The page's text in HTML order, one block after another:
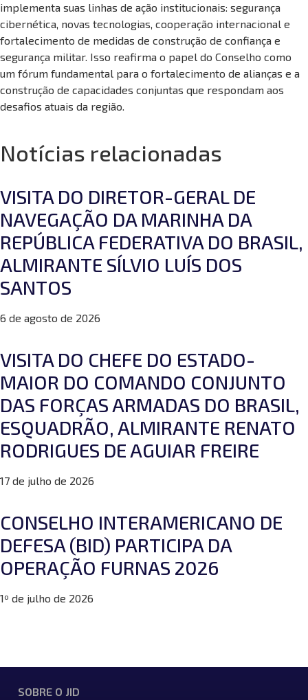
implementa suas linhas de ação institucionais: segurança
cibernética, novas tecnologias, cooperação internacional e
fortalecimento de medidas de construção de confiança e
segurança militar. Isso reafirma o papel do Conselho como
um fórum fundamental para o fortalecimento de alianças e a
construção de capacidades conjuntas que respondam aos
desafios atuais da região.
Notícias relacionadas
VISITA DO DIRETOR-GERAL DE
NAVEGAÇÃO DA MARINHA DA
REPÚBLICA FEDERATIVA DO BRASIL,
ALMIRANTE SÍLVIO LUÍS DOS
SANTOS
6 de agosto de 2026
VISITA DO CHEFE DO ESTADO-
MAIOR DO COMANDO CONJUNTO
DAS FORÇAS ARMADAS DO BRASIL,
ESQUADRÃO, ALMIRANTE RENATO
RODRIGUES DE AGUIAR FREIRE
17 de julho de 2026
CONSELHO INTERAMERICANO DE
DEFESA (BID) PARTICIPA DA
OPERAÇÃO FURNAS 2026
1º de julho de 2026
SOBRE O JID